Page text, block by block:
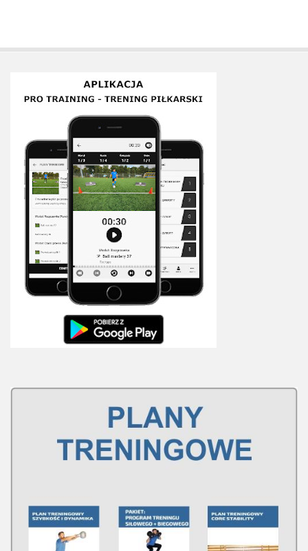
Program treningu biegowego
Sklep
Edukacja
Plany treningowe
Aplikacja Pro Training
Sprzęt treningowy
Kontakt
O nas
Od autorów
Kontakt